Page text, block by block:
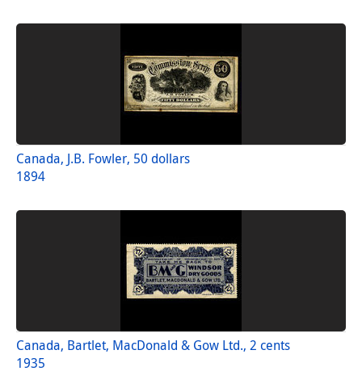
Canada, J.B. Fowler, 50 dollars
1894
Canada, Bartlet, MacDonald & Gow Ltd., 2 cents
1935